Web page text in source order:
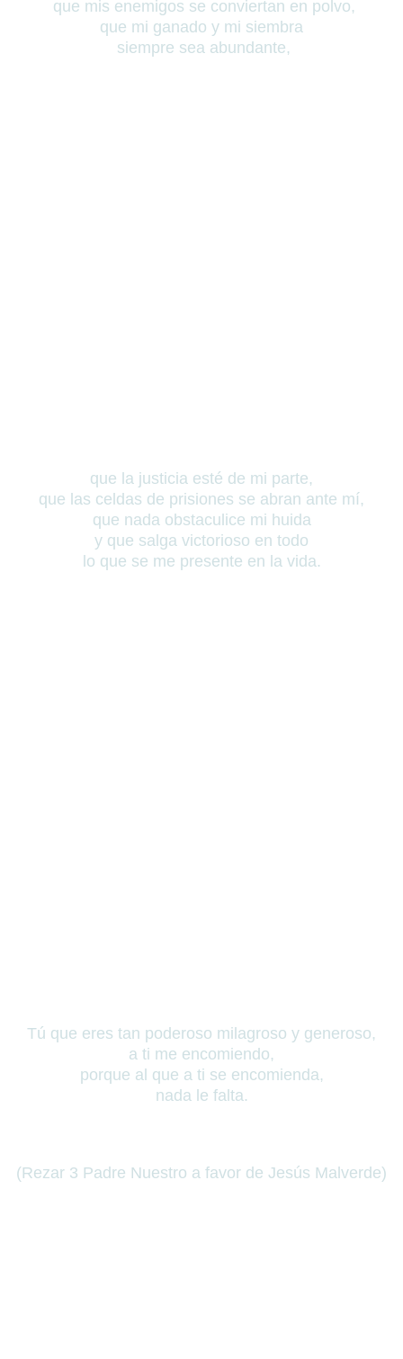
que mis enemigos se conviertan en polvo,
que mi ganado y mi siembra
siempre sea abundante,
que la justicia esté de mi parte,
que las celdas de prisiones se abran ante mí,
que nada obstaculice mi huida
y que salga victorioso en todo
lo que se me presente en la vida.
Tú que eres tan poderoso milagroso y generoso,
a ti me encomiendo,
porque al que a ti se encomienda,
nada le falta.
(Rezar 3 Padre Nuestro a favor de Jesús Malverde)